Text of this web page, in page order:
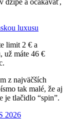
luxusu
limit 2 € a
už máte 46 €
z najväčších
tak malé, že aj
je tlačidlo “spin”.
2026